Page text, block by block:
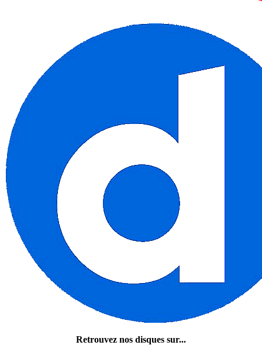
Retrouvez nos disques sur...